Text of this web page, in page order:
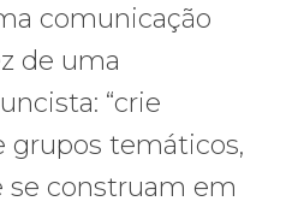
comunicação
de uma
“crie
grupos temáticos,
se construam em